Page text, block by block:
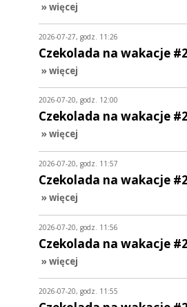
» więcej
2026-07-27, godz. 11:26
Czekolada na wakacje
» więcej
2026-07-20, godz. 12:00
Czekolada na wakacje
» więcej
2026-07-20, godz. 11:57
Czekolada na wakacje
» więcej
2026-07-20, godz. 11:56
Czekolada na wakacje
» więcej
2026-07-20, godz. 11:55